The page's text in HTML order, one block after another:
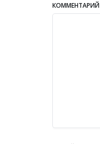
КОММЕНТАРИЙ